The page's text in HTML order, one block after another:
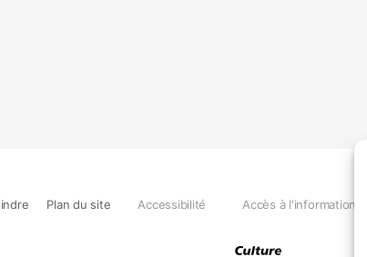
Plan du site Accessibilité Accès à l'information